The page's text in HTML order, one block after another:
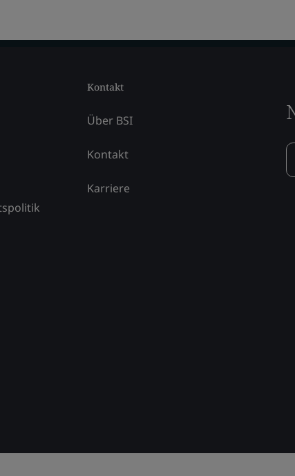
Kontakt
Über BSI
Kontakt
Karriere